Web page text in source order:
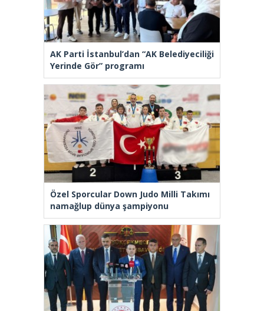
AK Parti İstanbul’dan “AK Belediyeciliği
Yerinde Gör” programı
Özel Sporcular Down Judo Milli Takımı
namağlup dünya şampiyonu